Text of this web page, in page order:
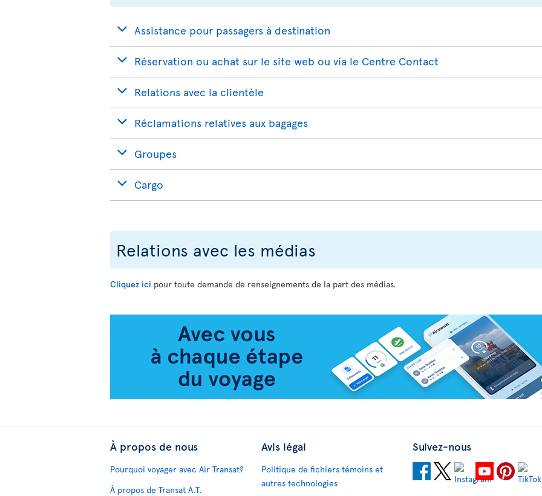
Assistance pour passagers à destination
Réservation ou achat sur le site web ou via le Centre Contact
Relations avec la clientèle
Réclamations relatives aux bagages
Groupes
Cargo
Relations avec les médias
Cliquez ici pour toute demande de renseignements de la part des médias.
À propos de nous
Pourquoi voyager avec Air Transat?
À propos de Transat A.T.
Avis légal
Politique de fichiers témoins et
autres technologies
Suivez-nous